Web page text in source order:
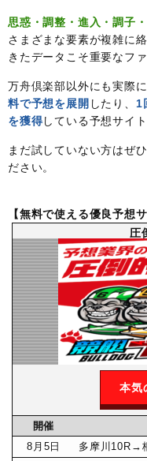
思惑・調整・進入・調子
さまざまな要素が複雑に
きたデータこそ重要なファ
万舟倶楽部以外にも実際
料で予想を展開 したり、 1
を獲得している予想サイ
まだ試していない方はぜ
ださい。
【無料で使える優良予想
圧
本気
開催
8月 5日 多摩川10R →